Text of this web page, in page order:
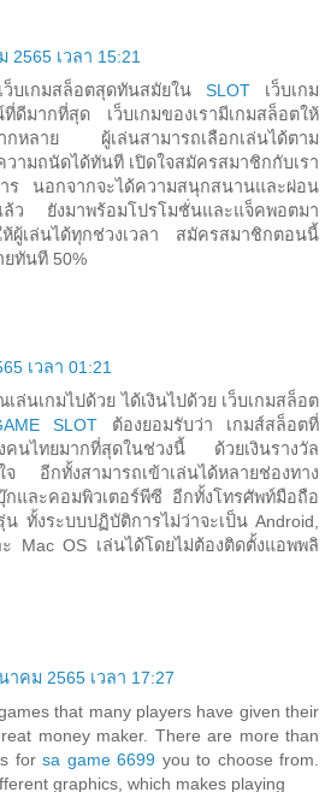
2565 เวลา 15:21
ว็บเกมสล็อตสุดทันสมัยใน SLOT เว็บเกม
ดีมากที่สุด เว็บเกมของเรามีเกมสล็อตให้
กหลาย ผู้เล่นสามารถเลือกเล่นได้ตาม
ามถนัดได้ทันที เปิดใจสมัครสมาชิกกับเรา
ร นอกจากจะได้ความสนุกสนานและผ่อน
ล้ว ยังมาพร้อมโปรโมชั่นและแจ็คพอตมา
ผู้เล่นได้ทุกช่วงเวลา สมัครสมาชิกตอนนี้
ทันที 50%
เวลา 01:21
ล่นเกมไปด้วย ได้เงินไปด้วย เว็บเกมสล็อต
SLOT ต้องยอมรับว่า เกมส์สล็อตที่
คนไทยมากที่สุดในช่วงนี้ ด้วยเงินรางวัล
จ อีกทั้งสามารถเข้าเล่นได้หลายช่องทาง
และคอมพิวเตอร์พีซี อีกทั้งโทรศัพท์มือถือ
ทั้งระบบปฏิบัติการไม่ว่าจะเป็น Android,
Mac OS เล่นได้โดยไม่ต้องติดตั้งแอพพลิ
าคม 2565 เวลา 17:27
that many players have given their
money maker. There are more than
for sa game 6699 you to choose from.
graphics, which makes playing